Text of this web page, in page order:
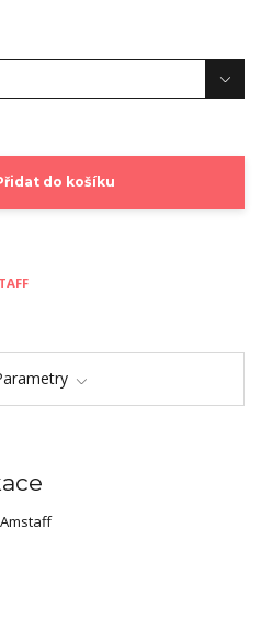
do košíku